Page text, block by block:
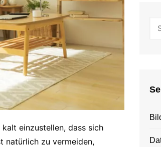
einzustellen, dass sich
natürlich zu vermeiden,